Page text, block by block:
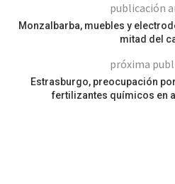
publicación
Monzalbarba, muebles y
mitad del
próxima
Estrasburgo, preocupación
fertilizantes químicos en